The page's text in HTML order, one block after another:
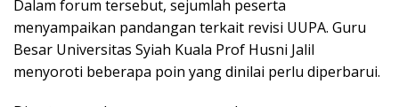
Dalam forum tersebut, sejumlah peserta
menyampaikan pandangan terkait revisi UUPA. Guru
Besar Universitas Syiah Kuala Prof Husni Jalil
menyoroti beberapa poin yang dinilai perlu diperbarui.